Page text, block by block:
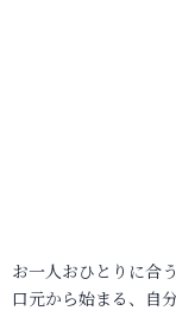
お一人おひとりに合
口元から始まる、自